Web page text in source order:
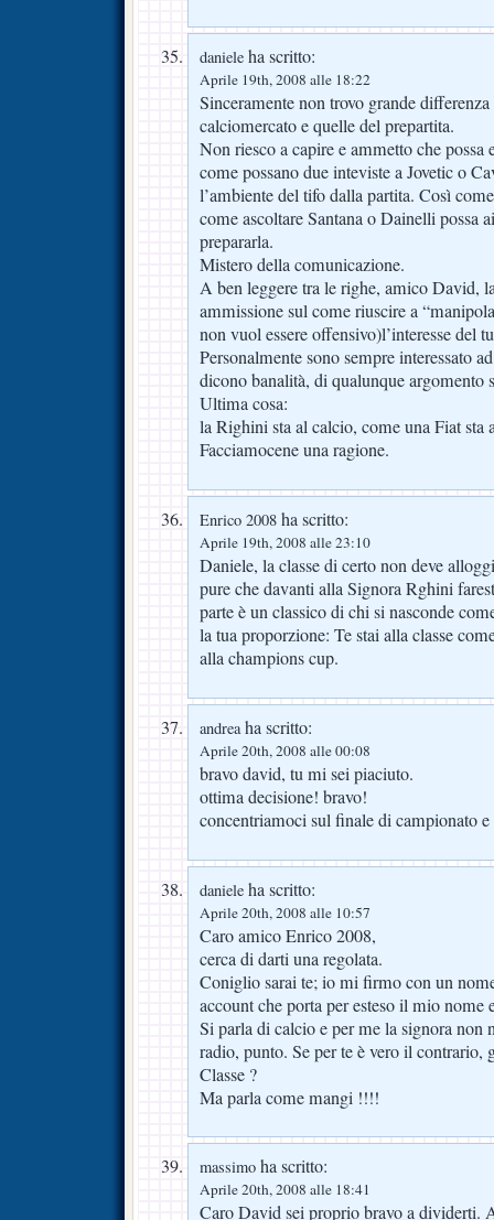
daniele ha scritto:
Aprile 19th, 2008 alle 18:22
Sinceramente non trovo grande
calciomercato e quelle del prepartita.
Non riesco a capire e ammetto che possa
come possano due inteviste a Jovetic o
l’ambiente del tifo dalla partita. Così
come ascoltare Santana o Dainelli possa
prepararla.
Mistero della comunicazione.
A ben leggere tra le righe, amico David,
ammissione sul come riuscire a
non vuol essere offensivo)l’interesse del
Personalmente sono sempre interessato
dicono banalità, di qualunque argomento
Ultima cosa:
la Righini sta al calcio, come una Fiat sta
Facciamocene una ragione.
Enrico 2008 ha scritto:
Aprile 19th, 2008 alle 23:10
Daniele, la classe di certo non deve
pure che davanti alla Signora Rghini
parte è un classico di chi si nasconde
la tua proporzione: Te stai alla classe
alla champions cup.
andreaha scritto:
Aprile 20th, 2008 alle 00:08
bravo david, tu mi sei piaciuto.
ottima decisione! bravo!
concentriamoci sul finale di campionato
daniele ha scritto:
Aprile 20th, 2008 alle 10:57
Caro amico Enrico 2008,
cerca di darti una regolata.
Coniglio sarai te; io mi firmo con un
account che porta per esteso il mio nome
Si parla di calcio e per me la signora non
radio, punto. Se per te è vero il contrario,
Classe ?
Ma parla come mangi !!!!
massimo ha scritto:
Aprile 20th, 2008 alle 18:41
Caro David sei proprio bravo a dividerti.